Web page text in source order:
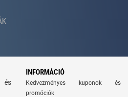
INFORMÁCIÓ
Kedvezményes kuponok és
promóciók